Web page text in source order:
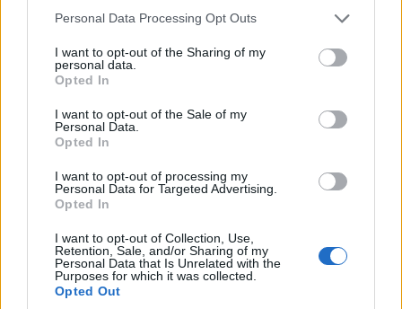
Please note that this website/app uses one or more Google
not limited to your visit or usage behaviour. You may click to
grant or deny consent to Google and its third-party tags to
use your data for below specified purposes in below Google
consent section.
Personal Data Processing Opt Outs
I want to opt-out of the Sharing of my
personal data.
Opted In
I want to opt-out of the Sale of my
Personal Data.
Opted In
I want to opt-out of processing my
Personal Data for Targeted Advertising.
Opted In
I want to opt-out of Collection, Use,
Retention, Sale, and/or Sharing of my
Personal Data that Is Unrelated with the
Purposes for which it was collected.
Opted Out
ειδικής εισφοράς αλληλεγγύης, θα ισχύουν οι εξής
συντελεστές: • 2,2% στο τμήμα ετησίου εισοδήματος από
τα 12.001 έως τα 20.000 ευρώ, • 5% στο τμήμα ετησίου
εισοδήματος από 20.001 έως 30.000 ευρώ, • 6,5% στο
τμήμα ετησίου εισοδήματος από 30.001 έως 40.000
ευρώ, • 7,5% στο τμήμα ετησίου εισοδήματος από 40.001
εισοδήματος από 65.001 έως και 220.000 ευρώ και • 10%
στο τμήμα ετησίου εισοδήματος από 220.001 ευρώ και
9. ΕΝΦΙΑ: Στο υπουργείο Οικονομικών επεξεργάζονται
αυτήν την ώρα 2 τύπους σεναρίων: 1ο Σενάριο:
Επέκταση απαλλαγών είτε μέσω τη διεύρυνσης των